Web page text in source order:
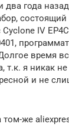
два года
IV
время
т.к. я никак
и не
же